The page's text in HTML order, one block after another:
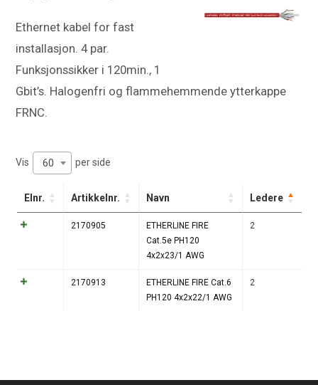
Ethernet kabel for fast
installasjon. 4 par.
Funksjonssikker i 120min., 1
Gbit’s. Halogenfri og flammehemmende ytterkappe
FRNC.
Vis 60 per side
Elnr. Artikkelnr. Navn Ledere
2170905
ETHERLINE FIRE
Cat.5e PH120
4x2x23/1 AWG
2
2170913
ETHERLINE FIRE Cat.6
PH120 4x2x22/1 AWG
2